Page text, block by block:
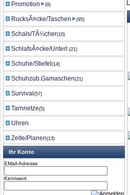
Promotion (9)
RucksÃ¤cke/Taschen (95)
Schals/TÃ¼cher(10)
SchlafsÃ¤cke/Unterl.(21)
Schuhe/Stiefel (14)
Schuhzub.Gamaschen(21)
Survival (57)
Tarnnetze(5)
Uhren
Zelte/Planen(13)
Ihr Konto
EMail-Adresse
Kennwort